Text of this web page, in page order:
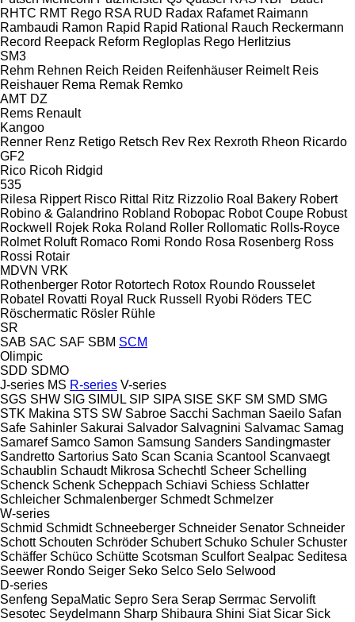
RHTC RMT Rego RSA RUD Radax Rafamet Raimann
Rambaudi Ramon Rapid Rapid Rational Rauch Reckermann
Record Reepack Reform Regloplas Rego Herlitzius
SM3
Rehm Rehnen Reich Reiden Reifenhäuser Reimelt Reis
Reishauer Rema Remak Remko
AMT DZ
Rems Renault
Kangoo
Renner Renz Retigo Retsch Rev Rex Rexroth Rheon Ricardo
GF2
Rico Ricoh Ridgid
535
Rilesa Rippert Risco Rittal Ritz Rizzolio Roal Bakery Robert
Robino & Galandrino Robland Robopac Robot Coupe Robust
Rockwell
Rojek Roka Roland Roller Rollomatic Rolls-Royce
Rolmet Roluft Romaco Romi Rondo Rosa Rosenberg Ross
Rossi Rotair
MDVN VRK
Rothenberger Rotor Rotortech Rotox Roundo Rousselet
Robatel Rovatti Royal Ruck Russell Ryobi Röders TEC
Röschermatic Rösler Rühle
SR
SAB SAC SAF SBM SCM
Olimpic
SDD SDMO
J-series MS R-series V-series
SGS SHW SIG SIMUL SIP SIPA SISE SKF SM SMD SMG
STK Makina STS SW Sabroe Sacchi Sachman Saeilo Safan
Safe Sahinler Sakurai Salvador Salvagnini Salvamac Samag
Samaref Samco Samon Samsung Sanders Sandingmaster
Sandretto Sartorius Sato Scan Scania Scantool Scanvaegt
Schaublin Schaudt Mikrosa Schechtl Scheer Schelling
Schenck Schenk Scheppach Schiavi Schiess Schlatter
Schleicher Schmalenberger Schmedt Schmelzer
W-series
Schmid Schmidt Schneeberger Schneider Senator Schneider
Schott Schouten Schröder Schubert Schuko Schuler Schuster
Schäffer Schüco Schütte Scotsman Sculfort Sealpac Seditesa
Seewer Rondo Seiger Seko Selco Selo Selwood
D-series
Senfeng SepaMatic Sepro Sera Serap Serrmac Servolift
Sesotec Seydelmann Sharp Shibaura Shini Siat Sicar Sick